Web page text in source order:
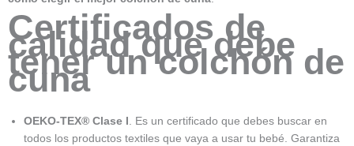
Certificados de
calidad que debe
tener un colchón de
cuna
OEKO-TEX® Clase I . Es un certificado que debes buscar en
todos los productos textiles que vaya a usar tu bebé. Garantiza